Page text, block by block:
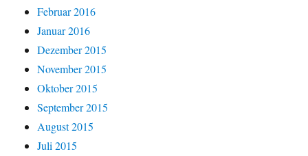
Februar 2016
Januar 2016
Dezember 2015
November 2015
Oktober 2015
September 2015
August 2015
Juli 2015